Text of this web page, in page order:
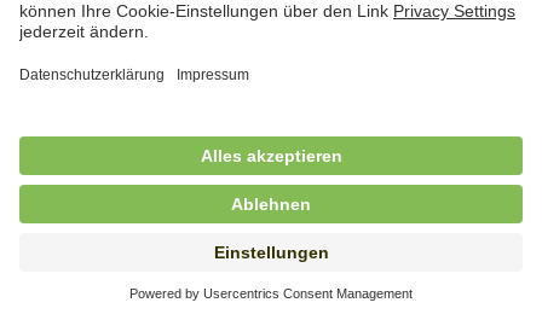
Hauswirtschaftskraft (m/w/d)
in Teilzeit (mind. 20 - max. 30 Std./.Wo.), SOS-
Hauswirtschaftskraft (m/w/d)
in unbefristeter Anstellung, Teilzeit (20 Std./Wo.), SOS-
Kinderdorf Dortmund, Hagen